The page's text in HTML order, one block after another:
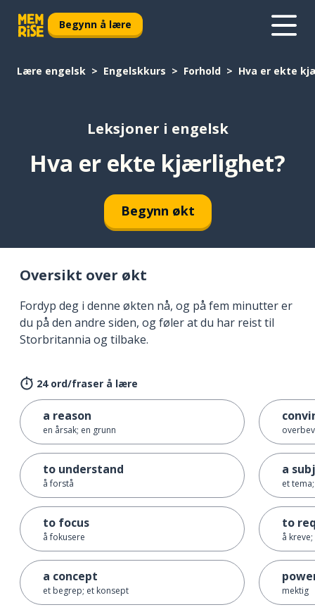
Begynn å lære
Lære engelsk Engelskkurs Forhold Hva er ekte
Leksjoner i engelsk
Hva er ekte kjærlighet?
Begynn økt
Oversikt over økt
Fordyp deg i denne økten nå, og på fem minutter er
du på den andre siden, og føler at du har reist til
Storbritannia og tilbake.
24 ord/fraser å lære
a reason
en årsak; en grunn
to understand
å forstå
to focus
å fokusere
a concept
et begrep; et konsept
a
et
to
å
mektig